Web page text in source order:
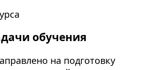
обучения
на подготовку